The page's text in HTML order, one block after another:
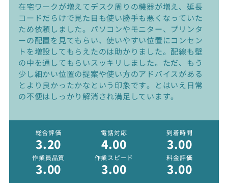
在宅ワークが増えてデスク周りの機器が増え、延長
コードだらけで見た目も使い勝手も悪くなっていた
ため依頼しました。パソコンやモニター、プリンタ
ーの配置を見てもらい、使いやすい位置にコンセン
トを増設してもらえたのは助かりました。配線も壁
の中を通してもらいスッキリしました。ただ、もう
少し細かい位置の提案や使い方のアドバイスがある
とより良かったかなという印象です。とはいえ日常
の不便はしっかり解消され満足しています。
総合評価
3.20
電話対応
4.00
到着時間
3.00
作業員品質
3.00
作業スピード
3.00
料金評価
3.00